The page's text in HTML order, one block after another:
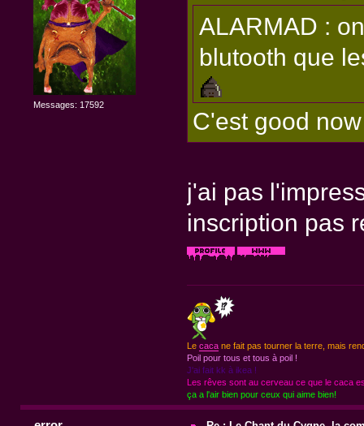
Messages: 17592
ALARMAD :
blutooth que
C'est good
j'ai pas
inscription pas
Le cacane fait pas tourner la terre, mais
Poil pour tous et tous à poil !
J'ai fait kk à ikea !
Les rêves sont au cerveau ce que le caca
ça a l'air bien pour ceux qui aime bien!